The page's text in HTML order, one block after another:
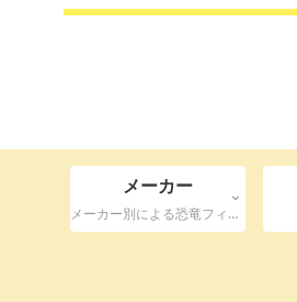
メーカー
メーカー別による恐竜フィギュア分類